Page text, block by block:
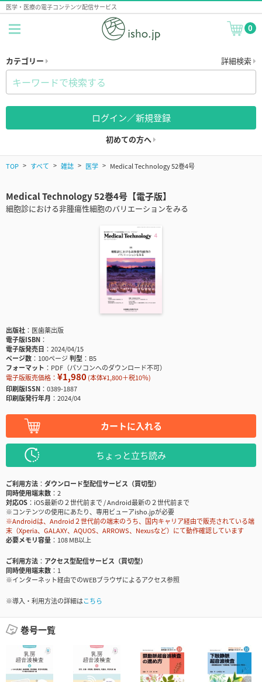
医学・医療の電子コンテンツ配信サービス
0
カテゴリー 詳細検索
ログイン／新規登録
初めての方へ
TOP すべて 雑誌 医学 Medical Technology 52巻4号
Medical Technology 52巻4号【電子版】
細胞診における非腫瘍性細胞のバリエーションをみる
出版社
医歯薬出版
電子版ISBN
電子版発売日
2024/04/15
ページ数
100ページ判型
B5
フォーマット
PDF（パソコンへのダウンロード不可）
電子版販売価格： ¥1,980(本体¥1,800＋税10％)
印刷版ISSN
0389-1887
印刷版発行年月
2024/04
カートに入れる
ちょっと立ち読み
ご利用方法
ダウンロード型配信サービス（買切型）
同時使用端末数
2
対応OS
iOS最新の２世代前まで / Android最新の２世代前まで
※コンテンツの使用にあたり、専用ビューアisho.jpが必要
※Androidは、Android２世代前の端末のうち、国内キャリア経由で販売されている端
末（Xperia、GALAXY、AQUOS、ARROWS、Nexusなど）にて動作確認しています
必要メモリ容量
108 MB以上
ご利用方法
アクセス型配信サービス（買切型）
同時使用端末数
1
※インターネット経由でのWEBブラウザによるアクセス参照
※導入・利用方法の詳細はこちら
巻号一覧